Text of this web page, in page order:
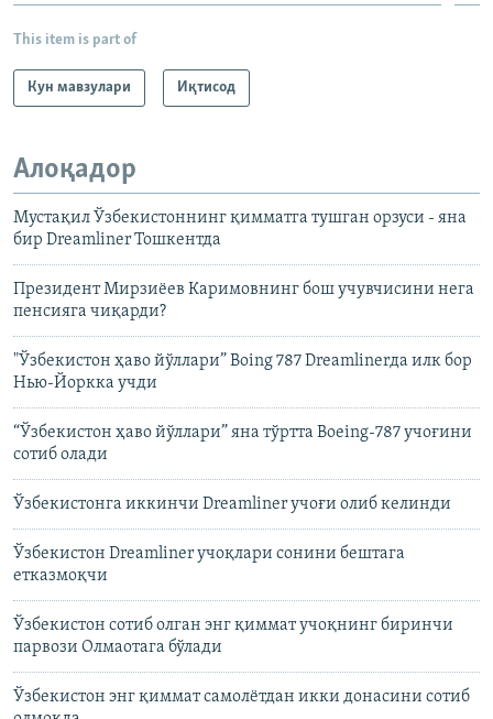
This item is part of
Кун мавзулари Иқтисод
Алоқадор
Мустақил Ўзбекистоннинг қимматга тушган орзуси - яна
бир Dreamliner Тошкентда
Президент Мирзиёев Каримовнинг бош учувчисини нега
пенсияга чиқарди?
"Ўзбекистон ҳаво йўллари” Boing 787 Dreamlinerда илк бор
Нью-Йоркка учди
“Ўзбекистон ҳаво йўллари” яна тўртта Boeing-787 учоғини
сотиб олади
Ўзбекистонга иккинчи Dreamliner учоғи олиб келинди
Ўзбекистон Dreamliner учоқлари сонини бештага
етказмоқчи
Ўзбекистон сотиб олган энг қиммат учоқнинг биринчи
парвози Олмаотага бўлади
Ўзбекистон энг қиммат самолётдан икки донасини сотиб